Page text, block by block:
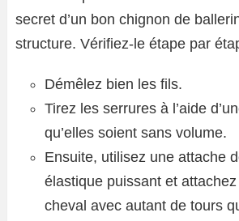
secret d’un bon chignon de
structure. Vérifiez-le étape par
Démêlez bien les fils.
Tirez les serrures à l’aide
qu’elles soient sans volume.
Ensuite, utilisez une attache
élastique puissant et
cheval avec autant de tours